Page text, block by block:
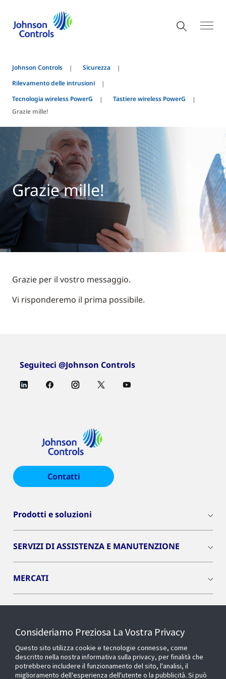
Johnson Controls
Sicurezza
Rilevamento delle intrusioni
Tecnologia wireless PowerG
Tastiere wireless PowerG
Grazie mille!
Grazie mille!
Grazie per il vostro messaggio.
Vi risponderemo il prima possibile.
Seguiteci @Johnson Controls
Contatti
Prodotti e soluzioni
SERVIZI DI ASSISTENZA E MANUTENZIONE
MERCATI
OPENBLUE
Consideriamo Preziosa La Vostra Privacy
Questo sito utilizza cookie e tecnologie connesse, come
descritto nella nostra informativa sulla privacy, per finalità che
potrebbero includere il funzionamento del sito, l'analisi, il
miglioramento dell'esperienza dell'utente o la pubblicità. Si può